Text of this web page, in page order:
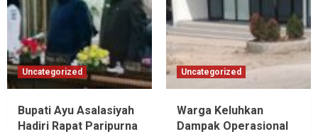
Uncategorized
Bupati Ayu Asalasiyah
Hadiri Rapat Paripurna
Uncategorized
Warga Keluhkan
Dampak Operasional